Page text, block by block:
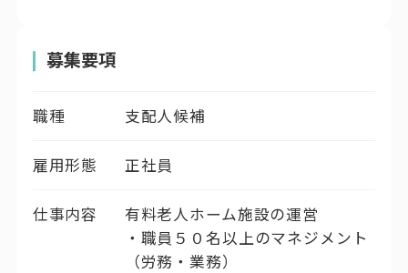
募集要項
職種 支配人候補
雇用形態 正社員
仕事内容
有料老人ホーム施設の運営
・職員５０名以上のマネジメント
（労務・業務）